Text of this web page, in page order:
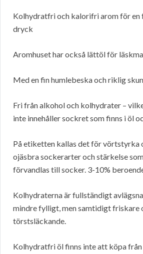
Kolhydratfri och kalorifri arom för en
dryck
Aromhuset har också lättöl för
Med en fin humlebeska och riklig
Fri från alkohol och kolhydrater –
inte innehåller sockret som finns i öl
På etiketten kallas det för vörtstyrka
ojäsbra sockerarter och stärkelse
förvandlas till socker. 3-10%
Kolhydraterna är fullständigt
mindre fylligt, men samtidigt friskare
törstsläckande.
Kolhydratfri öl finns inte att köpa